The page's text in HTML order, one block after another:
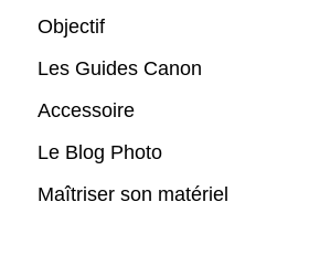
Objectif
Les Guides Canon
Accessoire
Le Blog Photo
Maîtriser son matériel